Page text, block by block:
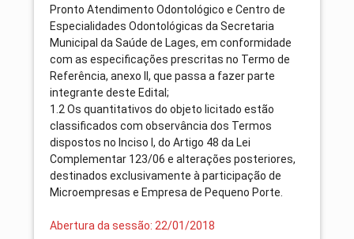
Pronto Atendimento Odontológico e Centro de
Especialidades Odontológicas da Secretaria
Municipal da Saúde de Lages, em conformidade
com as especificações prescritas no Termo de
Referência, anexo II, que passa a fazer parte
integrante deste Edital;
1.2 Os quantitativos do objeto licitado estão
classificados com observância dos Termos
dispostos no Inciso I, do Artigo 48 da Lei
Complementar 123/06 e alterações posteriores,
destinados exclusivamente à participação de
Microempresas e Empresa de Pequeno Porte.
Abertura da sessão: 22/01/2018